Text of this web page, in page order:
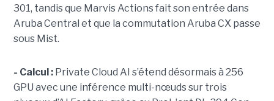
301, tandis que Marvis Actions fait son entrée dans
Aruba Central et que la commutation Aruba CX passe
sous Mist.
- Calcul :Private Cloud AI s’étend désormais à 256
GPU avec une inférence multi-nœuds sur trois